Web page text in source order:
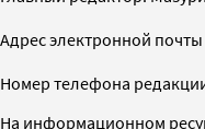
Адрес электронной
Номер телефона
На информационном